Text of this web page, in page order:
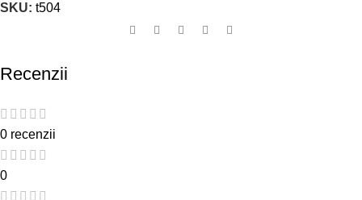
SKU: t504
Recenzii
0 recenzii
0